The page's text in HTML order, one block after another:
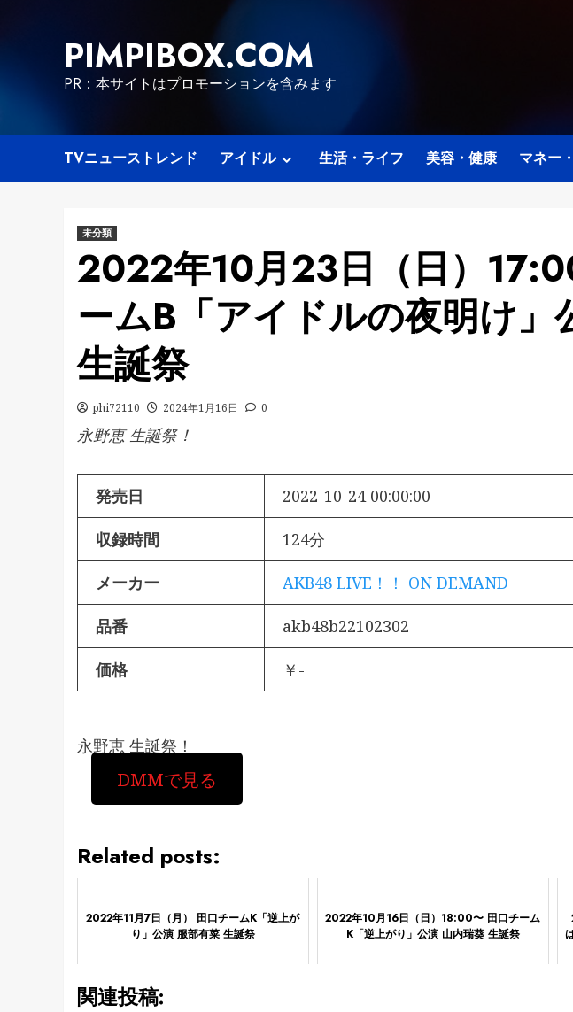
PIMPIBOX.COM
PR：本サイトはプロモーションを含みます
TVニューストレンド アイドル 生活・ライフ 美容・健康 マネー
未分類
2022年10月23日（日）
ームB「アイドルの夜明け」
生誕祭
phi72110 2024年1月16日 0
永野恵 生誕祭！
発売日 2022-10-24 00:00:00
収録時間 124分
メーカー AKB48 LIVE！！ ON DEMAND
品番 akb48b22102302
価格 ￥-
永野恵 生誕祭！
DMMで見る
Related posts:
2022年11月7日（月） 田口チームK「逆上が
り」公演 服部有菜 生誕祭
2022年10月16日（日）18:00〜 田口チーム
K「逆上がり」公演 山内瑞葵 生誕祭
関連投稿: